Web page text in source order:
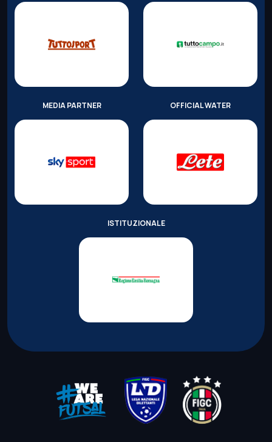
MEDIA PARTNER OFFICIAL WATER
ISTITUZIONALE